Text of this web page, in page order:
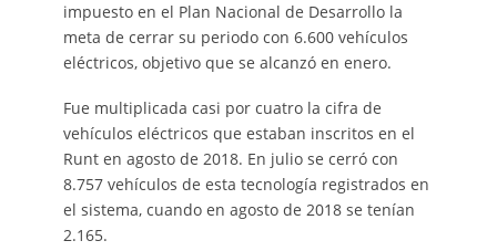
impuesto en el Plan Nacional de Desarrollo la
meta de cerrar su periodo con 6.600 vehículos
eléctricos, objetivo que se alcanzó en enero.
Fue multiplicada casi por cuatro la cifra de
vehículos eléctricos que estaban inscritos en el
Runt en agosto de 2018. En julio se cerró con
8.757 vehículos de esta tecnología registrados en
el sistema, cuando en agosto de 2018 se tenían
2.165.